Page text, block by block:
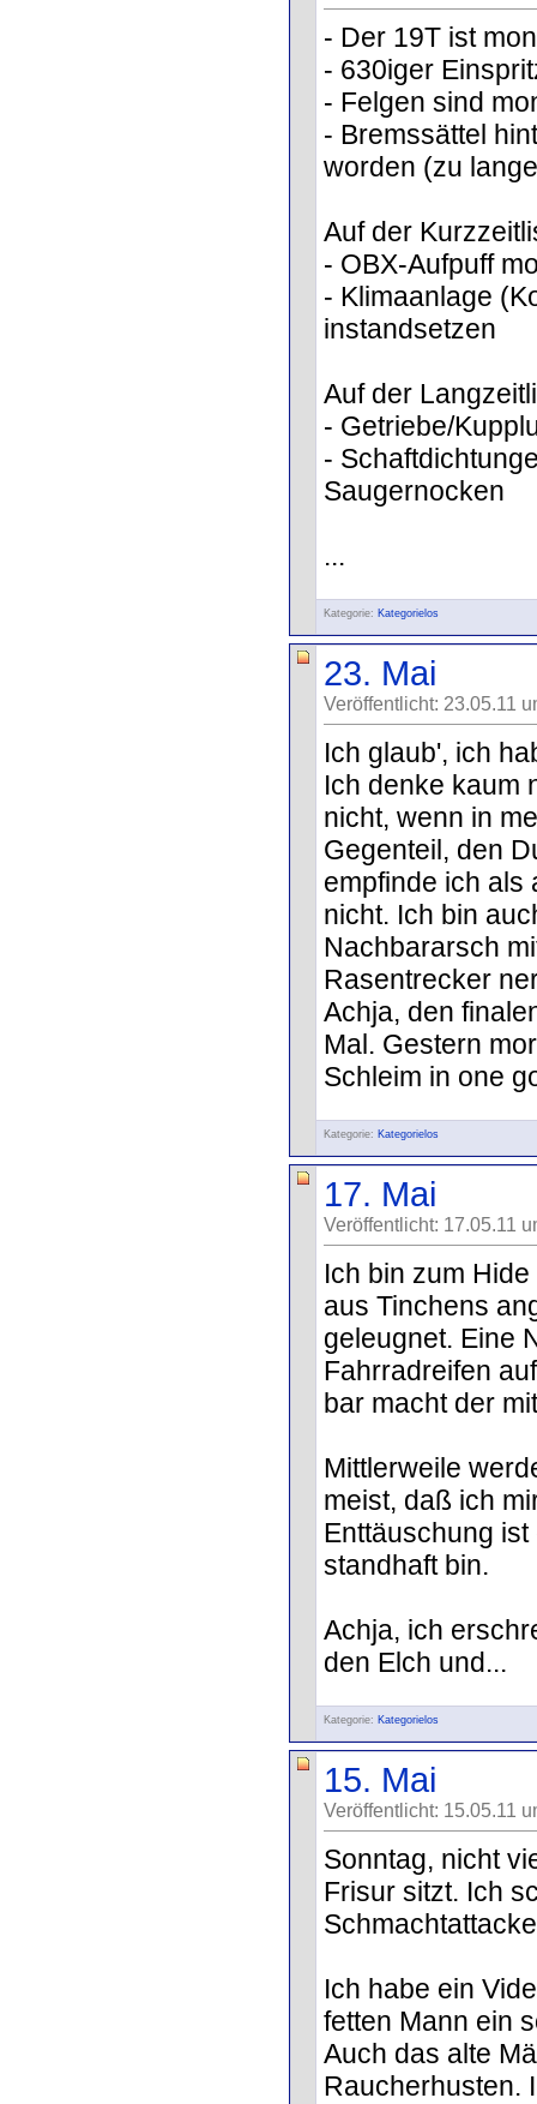
- Der 19T ist
- 630iger
- Felgen sind
- Bremssättel
worden (zu
Auf der
- OBX-Aufpuff
- Klimaanlage
instandsetzen
Auf der
- Getriebe/
-
Saugernocken
...
Kategorie: Kategorielos
23. Mai
Veröffentlicht: 23.05.11
Ich glaub', ich
Ich denke kaum
nicht, wenn in
Gegenteil, den
empfinde ich als
nicht. Ich bin
Nachbararsch
Rasentrecker
Achja, den
Mal. Gestern
Schleim in one
Kategorie: Kategorielos
17. Mai
Veröffentlicht: 17.05.11
Ich bin zum
aus Tinchens
geleugnet. Eine
Fahrradreifen
bar macht der
Mittlerweile
meist, daß ich
Enttäuschung
standhaft bin.
Achja, ich
den Elch und...
Kategorie: Kategorielos
15. Mai
Veröffentlicht: 15.05.11
Sonntag, nicht
Frisur sitzt. Ich
Ich habe ein
fetten Mann ein
Auch das alte
Raucherhusten.